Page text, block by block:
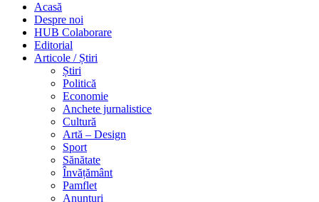
Acasă
Despre noi
HUB Colaborare
Editorial
Articole / Știri
Știri
Politică
Economie
Anchete jurnalistice
Cultură
Artă – Design
Sport
Sănătate
Învățământ
Pamflet
Anunțuri